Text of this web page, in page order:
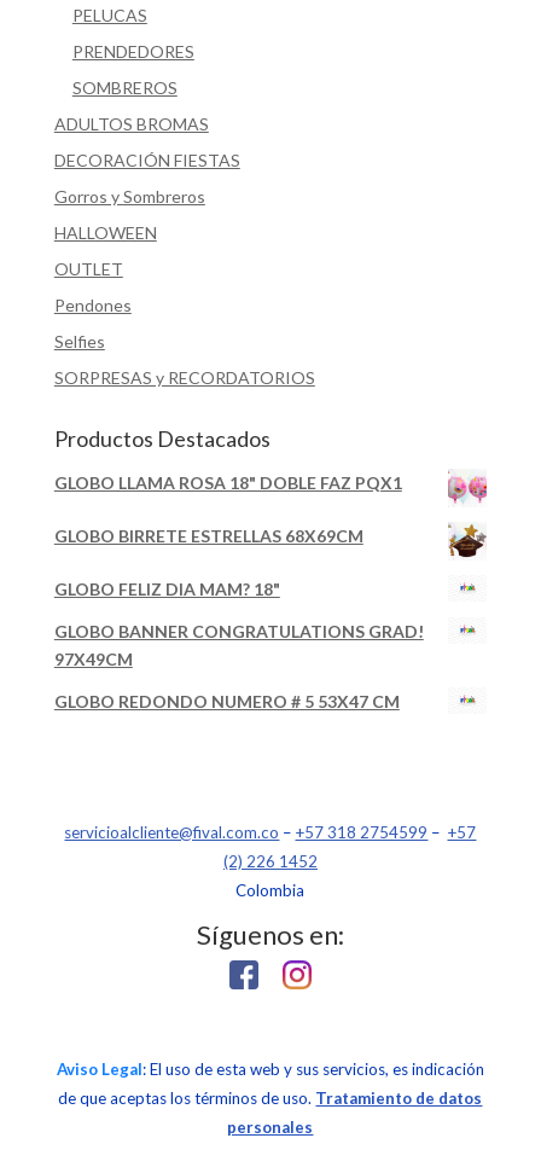
PELUCAS
PRENDEDORES
SOMBREROS
ADULTOS BROMAS
DECORACIÓN FIESTAS
Gorros y Sombreros
HALLOWEEN
OUTLET
Pendones
Selfies
SORPRESAS y RECORDATORIOS
Productos Destacados
GLOBO LLAMA ROSA 18" DOBLE FAZ PQX1
GLOBO BIRRETE ESTRELLAS 68X69CM
GLOBO FELIZ DIA MAM? 18"
GLOBO BANNER CONGRATULATIONS GRAD!
97X49CM
GLOBO REDONDO NUMERO # 5 53X47 CM
servicioalcliente@fival.com.co – +57 318 2754599 – +57
(2) 226 1452
Colombia
Síguenos en:
Aviso Legal: El uso de esta web y sus servicios, es indicación
de que aceptas los términos de uso. Tratamiento de datos
personales